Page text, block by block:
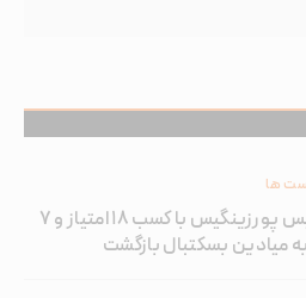
ها
کریستپس پورزینگیس با کسب ۱۸ امتیاز و ۷
میادین بسکتبال بازگشت